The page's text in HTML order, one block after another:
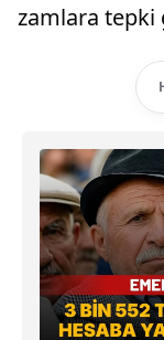
zamlara tepki